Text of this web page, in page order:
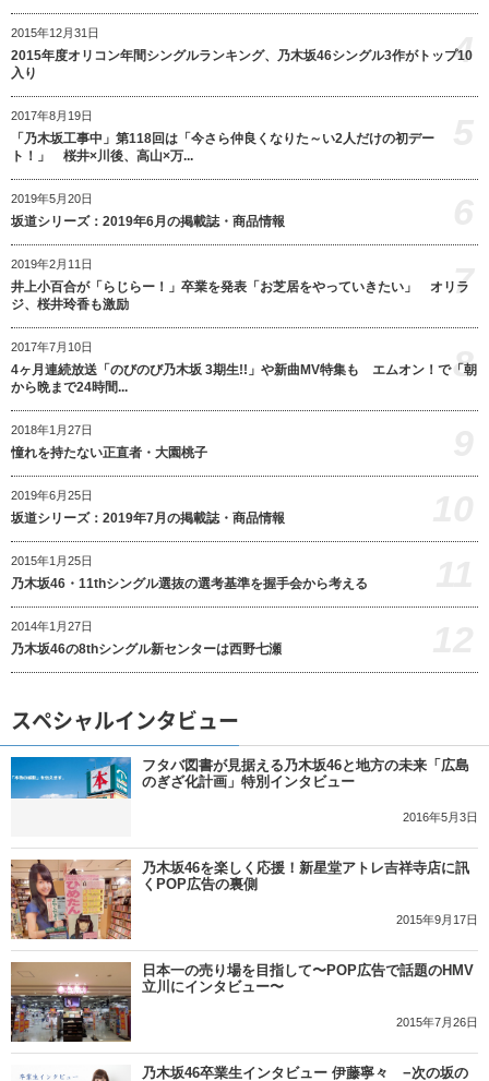
2015年12月31日
2015年度オリコン年間シングルランキング、乃木坂46シングル3作がトップ10
入り
4
2017年8月19日
「乃木坂工事中」第118回は「今さら仲良くなりた～い2人だけの初デー
ト！」 桜井×川後、高山×万...
2019年5月20日
坂道シリーズ：2019年6月の掲載誌・商品情報
2019年2月11日
井上小百合が「らじらー！」卒業を発表「お芝居をやっていきたい」 オリラ
ジ、桜井玲香も激励
7
2017年7月10日
4ヶ月連続放送「のびのび乃木坂 3期生!!」や新曲MV特集も エムオン！で「朝
から晩まで24時間...
8
2018年1月27日
憧れを持たない正直者・大園桃子
2019年6月25日
坂道シリーズ：2019年7月の掲載誌・商品情報
2015年1月25日
乃木坂46・11thシングル選抜の選考基準を握手会から考える
2014年1月27日
乃木坂46の8thシングル新センターは西野七瀬
スペシャルインタビュー
フタバ図書が見据える乃木坂46と地方の未来「広島
のぎざ化計画」特別インタビュー
2016年5月3日
乃木坂46を楽しく応援！新星堂アトレ吉祥寺店に訊
くPOP広告の裏側
2015年9月17日
日本一の売り場を目指して〜POP広告で話題のHMV
立川にインタビュー〜
2015年7月26日
乃木坂46卒業生インタビュー 伊藤寧々 −次の坂の